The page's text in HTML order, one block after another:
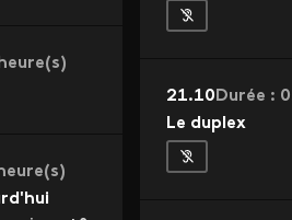
21.10 Durée :
Le duplex